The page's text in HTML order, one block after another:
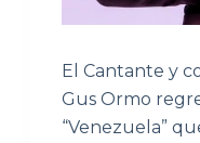
El Cantante y
Gus Ormo
“Venezuela”